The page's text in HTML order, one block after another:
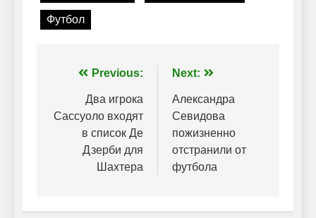
Футбол
Навігація
записів
Previous:
Два игрока
Сассуоло входят
в список Де
Дзерби для
Шахтера
Next:
Александра
Севидова
пожизненно
отстранили от
футбола